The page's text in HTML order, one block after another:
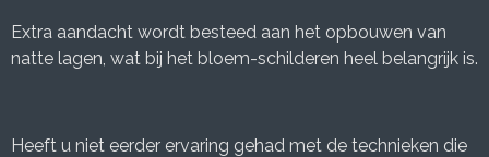
Extra aandacht wordt besteed aan het opbouwen van
natte lagen, wat bij het bloem-schilderen heel belangrijk is.
Heeft u niet eerder ervaring gehad met de technieken die